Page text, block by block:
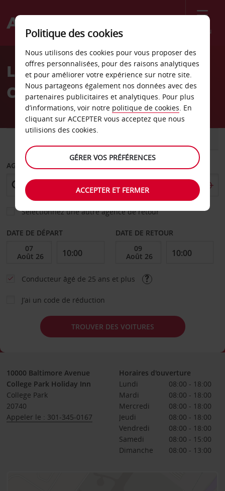
Menu
Welcome
AvisLocation de voiture
College Park
AGENCE DE DÉPART
Sélectionnez une autre agence de retour
DATE DE DÉPART DATE DE RETOUR
Conducteur âgé de 25 ans et plus
J’ai un code de réduction
TROUVER DES VOITURES
10000 Baltimore Avenue
College Park Holiday Inn
College Park
20740
Appeler le : 301-345-0167
Horaires d'ouverture
Lundi
08:00 - 18:00
Mardi
08:00 - 18:00
Mercredi
08:00 - 18:00
Jeudi
08:00 - 18:00
Vendredi
08:00 - 18:00
Samedi
08:00 - 15:00
Dimanche
08:00 - 13:00
Politique des cookies
Nous utilisons des cookies pour vous proposer des
offres personnalisées, pour des raisons analytiques
et pour améliorer votre expérience sur notre site.
Nous partageons également nos données avec des
partenaires publicitaires et analytiques. Pour plus
d’informations, voir notre politique de cookies. En
cliquant sur ACCEPTER vous acceptez que nous
utilisions des cookies.
GÉRER VOS PRÉFÉRENCES
ACCEPTER ET FERMER